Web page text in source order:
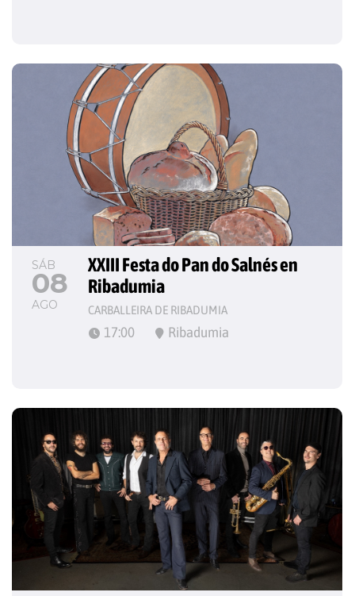
SÁB
08
AGO
XXIII Festa do Pan do Salnés en
Ribadumia
CARBALLEIRA DE RIBADUMIA
17:00 Ribadumia